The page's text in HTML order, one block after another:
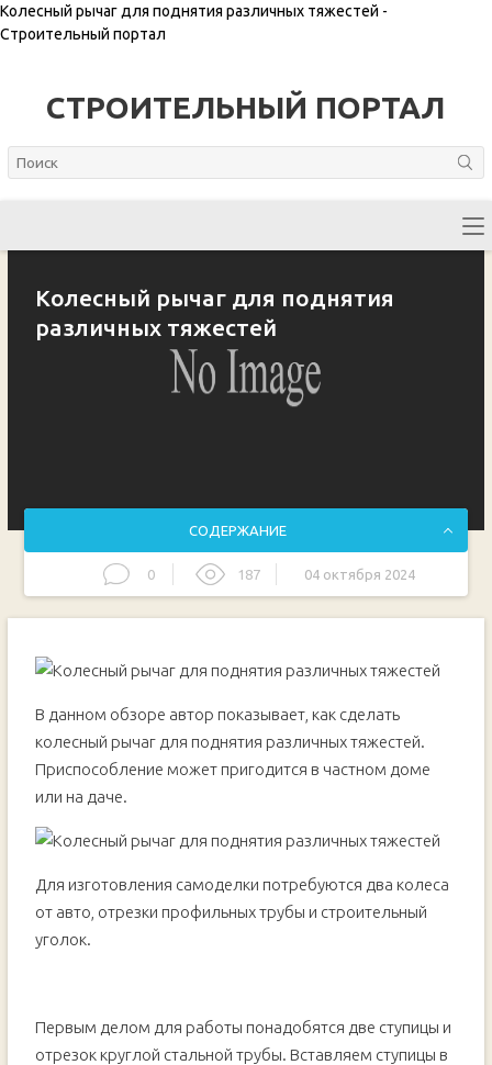
Колесный рычаг для поднятия различных тяжестей -
Строительный портал
СТРОИТЕЛЬНЫЙ ПОРТАЛ
Колесный рычаг для поднятия
различных тяжестей
СОДЕРЖАНИЕ
0 187 04 октября 2024
В данном обзоре автор показывает, как сделать
колесный рычаг для поднятия различных тяжестей.
Приспособление может пригодится в частном доме
или на даче.
Для изготовления самоделки потребуются два колеса
от авто, отрезки профильных трубы и строительный
уголок.
Первым делом для работы понадобятся две ступицы и
отрезок круглой стальной трубы. Вставляем ступицы в